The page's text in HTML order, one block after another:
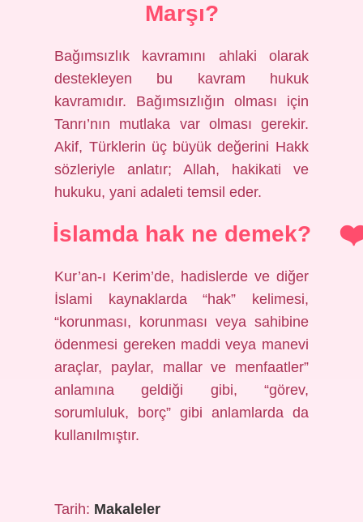
Marşı?
Bağımsızlık kavramını ahlaki olarak
destekleyen bu kavram hukuk
kavramıdır. Bağımsızlığın olması için
Tanrı’nın mutlaka var olması gerekir.
Akif, Türklerin üç büyük değerini Hakk
sözleriyle anlatır; Allah, hakikati ve
hukuku, yani adaleti temsil eder.
İslamda hak ne demek?
Kur’an-ı Kerim’de, hadislerde ve diğer
İslami kaynaklarda “hak” kelimesi,
“korunması, korunması veya sahibine
ödenmesi gereken maddi veya manevi
araçlar, paylar, mallar ve menfaatler”
anlamına geldiği gibi, “görev,
sorumluluk, borç” gibi anlamlarda da
kullanılmıştır.
Tarih: Makaleler